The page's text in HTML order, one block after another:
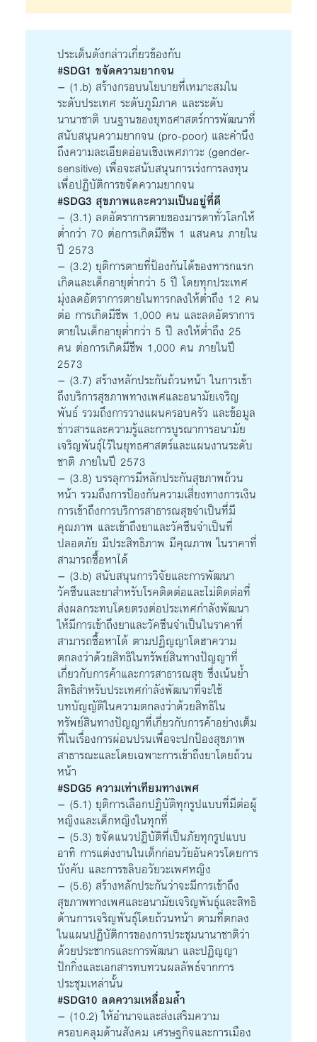
ประเด็นดังกล่าวเกี่ยวข้องกับ
#SDG1 ขจัดความยากจน
– (1.b) สร้างกรอบนโยบายที่เหมาะสมใน
ระดับประเทศ ระดับภูมิภาค และระดับ
นานาชาติ บนฐานของยุทธศาสตร์การพัฒนาที่
สนับสนุนความยากจน (pro-poor) และคำนึง
ถึงความละเอียดอ่อนเชิงเพศภาวะ (gender-
sensitive) เพื่อจะสนับสนุนการเร่งการลงทุน
เพื่อปฏิบัติการขจัดความยากจน
#SDG3 สุขภาพและความเป็นอยู่ที่ดี
– (3.1) ลดอัตราการตายของมารดาทั่วโลกให้
ต่ำกว่า 70 ต่อการเกิดมีชีพ 1 แสนคน ภายใน
ปี 2573
– (3.2) ยุติการตายที่ป้องกันได้ของทารกแรก
เกิดและเด็กอายุต่ำกว่า 5 ปี โดยทุกประเทศ
มุ่งลดอัตราการตายในทารกลงให้ต่ำถึง 12 คน
ต่อ การเกิดมีชีพ 1,000 คน และลดอัตราการ
ตายในเด็กอายุต่ำกว่า 5 ปี ลงให้ต่ำถึง 25
คน ต่อการเกิดมีชีพ 1,000 คน ภายในปี
2573
– (3.7) สร้างหลักประกันถ้วนหน้า ในการเข้า
ถึงบริการสุขภาพทางเพศและอนามัยเจริญ
พันธ์ รวมถึงการวางแผนครอบครัว และข้อมูล
ข่าวสารและความรู้และการบูรณาการอนามัย
เจริญพันธุ์ไว้ในยุทธศาสตร์และแผนงานระดับ
ชาติ ภายในปี 2573
– (3.8) บรรลุการมีหลักประกันสุขภาพถ้วน
หน้า รวมถึงการป้องกันความเสี่ยงทางการเงิน
การเข้าถึงการบริการสาธารณสุขจำเป็นที่มี
คุณภาพ และเข้าถึงยาและวัคซีนจำเป็นที่
ปลอดภัย มีประสิทธิภาพ มีคุณภาพ ในราคาที่
สามารถซื้อหาได้
– (3.b) สนับสนุนการวิจัยและการพัฒนา
วัคซีนและยาสำหรับโรคติดต่อและไม่ติดต่อที่
ส่งผลกระทบโดยตรงต่อประเทศกำลังพัฒนา
ให้มีการเข้าถึงยาและวัคซีนจำเป็นในราคาที่
สามารถซื้อหาได้ ตามปฏิญญาโดฮาความ
ตกลงว่าด้วยสิทธิในทรัพย์สินทางปัญญาที่
เกี่ยวกับการค้าและการสาธารณสุข ซึ่งเน้นย้ำ
สิทธิสำหรับประเทศกำลังพัฒนาที่จะใช้
บทบัญญัติในความตกลงว่าด้วยสิทธิใน
ทรัพย์สินทางปัญญาที่เกี่ยวกับการค้าอย่างเต็ม
ที่ในเรื่องการผ่อนปรนเพื่อจะปกป้องสุขภาพ
สาธารณะและโดยเฉพาะการเข้าถึงยาโดยถ้วน
หน้า
#SDG5 ความเท่าเทียมทางเพศ
– (5.1) ยุติการเลือกปฏิบัติทุกรูปแบบที่มีต่อผู้
หญิงและเด็กหญิงในทุกที่
– (5.3) ขจัดแนวปฏิบัติที่เป็นภัยทุกรูปแบบ
อาทิ การแต่งงานในเด็กก่อนวัยอันควรโดยการ
บังคับ และการขลิบอวัยวะเพศหญิง
– (5.6) สร้างหลักประกันว่าจะมีการเข้าถึง
สุขภาพทางเพศและอนามัยเจริญพันธุ์และสิทธิ
ด้านการเจริญพันธุ์โดยถ้วนหน้า ตามที่ตกลง
ในแผนปฏิบัติการของการประชุมนานาชาติว่า
ด้วยประชากรและการพัฒนา และปฏิญญา
ปักกิ่งและเอกสารทบทวนผลลัพธ์จากการ
ประชุมเหล่านั้น
#SDG10 ลดความเหลื่อมล้ำ
– (10.2) ให้อำนาจและส่งเสริมความ
ครอบคลุมด้านสังคม เศรษฐกิจและการเมือง